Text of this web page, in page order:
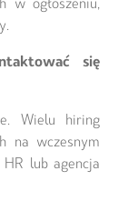
się
Wielu hiring
na wczesnym
lub agencja